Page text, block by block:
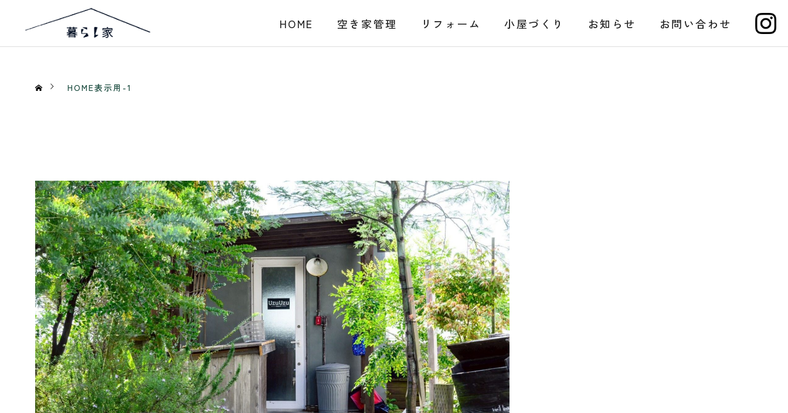
HOME 空き家管理 リフォーム 小屋づくり お知らせ お問い合わせ
HOME表示用-1
HOME表示用-1